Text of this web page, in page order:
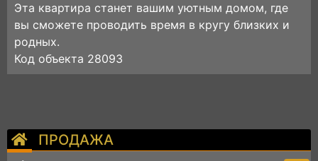
ПРОДАЖА
Эта квартира станет вашим уютным домом, где
вы сможете проводить время в кругу близких и
родных.
Код объекта 28093